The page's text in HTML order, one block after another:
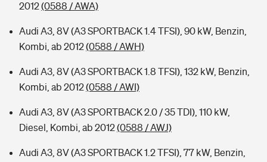
2012(0588 / AWA)
Audi A3, 8V (A3 SPORTBACK 1.4 TFSI), 90 kW, Benzin,
Kombi, ab 2012(0588 / AWH)
Audi A3, 8V (A3 SPORTBACK 1.8 TFSI), 132 kW, Benzin,
Kombi, ab 2012(0588 / AWI)
Audi A3, 8V (A3 SPORTBACK 2.0 / 35 TDI), 110 kW,
Diesel, Kombi, ab 2012(0588 / AWJ)
Audi A3, 8V (A3 SPORTBACK 1.2 TFSI), 77 kW, Benzin,